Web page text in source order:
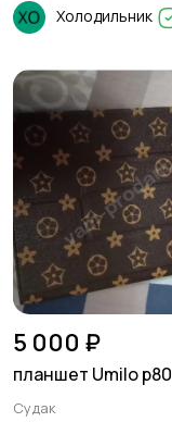
Холодильник
5 000 ₽
планшет Umilo
Судак